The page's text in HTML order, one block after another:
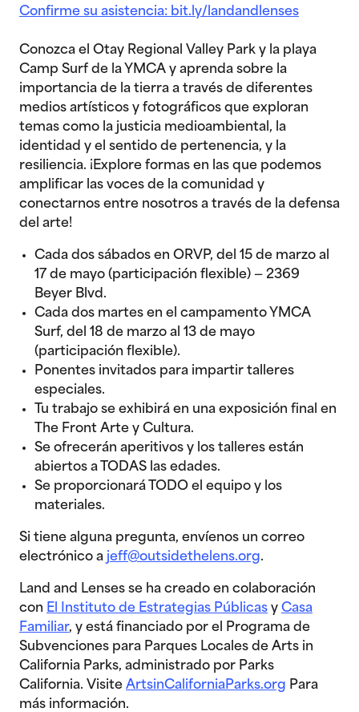
Confirme su asistencia: bit.ly/landandlenses
Conozca el Otay Regional Valley Park y la playa
Camp Surf de la YMCA y aprenda sobre la
importancia de la tierra a través de diferentes
medios artísticos y fotográficos que exploran
temas como la justicia medioambiental, la
identidad y el sentido de pertenencia, y la
resiliencia. ¡Explore formas en las que podemos
amplificar las voces de la comunidad y
conectarnos entre nosotros a través de la defensa
del arte!
Cada dos sábados en ORVP, del 15 de marzo al
17 de mayo (participación flexible) — 2369
Beyer Blvd.
Cada dos martes en el campamento YMCA
Surf, del 18 de marzo al 13 de mayo
(participación flexible).
Ponentes invitados para impartir talleres
especiales.
Tu trabajo se exhibirá en una exposición final en
The Front Arte y Cultura.
Se ofrecerán aperitivos y los talleres están
abiertos a TODAS las edades.
Se proporcionará TODO el equipo y los
materiales.
Si tiene alguna pregunta, envíenos un correo
electrónico a jeff@outsidethelens.org.
Land and Lenses se ha creado en colaboración
con El Instituto de Estrategias Públicas y Casa
Familiar, y está financiado por el Programa de
Subvenciones para Parques Locales de Arts in
California Parks, administrado por Parks
California. Visite ArtsinCaliforniaParks.org Para
más información.